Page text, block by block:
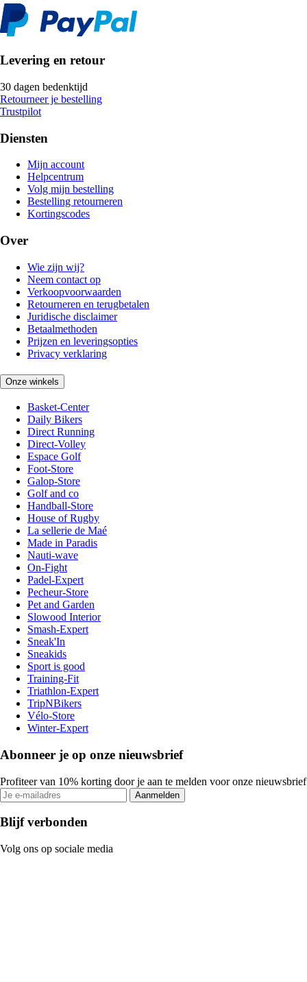
Levering en retour
30 dagen bedenktijd
Retourneer je bestelling
Trustpilot
Diensten
Mijn account
Helpcentrum
Volg mijn bestelling
Bestelling retourneren
Kortingscodes
Over
Wie zijn wij?
Neem contact op
Verkoopvoorwaarden
Retourneren en terugbetalen
Juridische disclaimer
Betaalmethoden
Prijzen en leveringsopties
Privacy verklaring
Onze winkels
Basket-Center
Daily Bikers
Direct Running
Direct-Volley
Espace Golf
Foot-Store
Galop-Store
Golf and co
Handball-Store
House of Rugby
La sellerie de Maé
Made in Paradis
Nauti-wave
On-Fight
Padel-Expert
Pecheur-Store
Pet and Garden
Slowood Interior
Smash-Expert
Sneak'In
Sneakids
Sport is good
Training-Fit
Triathlon-Expert
TripNBikers
Vélo-Store
Winter-Expert
Abonneer je op onze nieuwsbrief
Profiteer van 10% korting door je aan te melden voor onze nieuwsbrief
Aanmelden
Blijf verbonden
Volg ons op sociale media